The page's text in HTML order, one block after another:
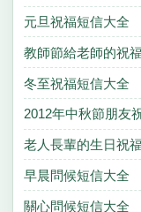
元旦祝福短信大全
教師節給老師的祝
冬至祝福短信大全
2012年中秋節朋友
老人長輩的生日祝
早晨問候短信大全
關心問候短信大全